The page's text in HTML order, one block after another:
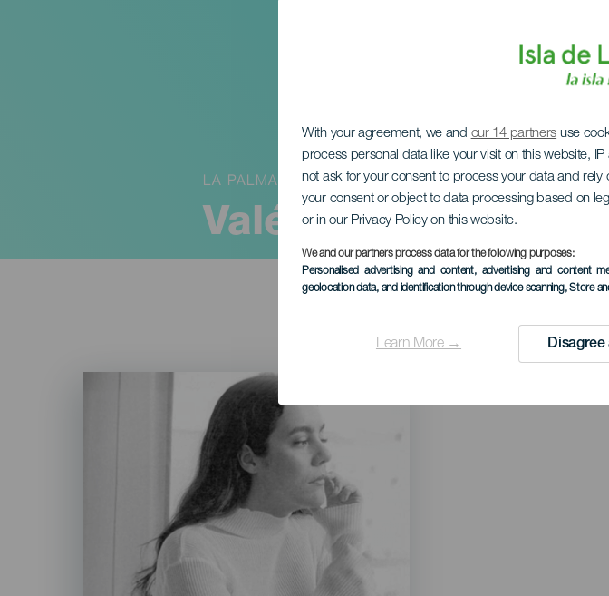
With your agreement, we and our 14 partners use
process personal data like your visit on this website,
not ask for your consent to process your data and
your consent or object to data processing based on
or in our Privacy Policy on this website.
We and our partners process data for the following purposes:
Personalised advertising and content, advertising and content
geolocation data, and identification through device scanning, Store
Learn More → Disagree
Valéria Castro en
LA PALMA